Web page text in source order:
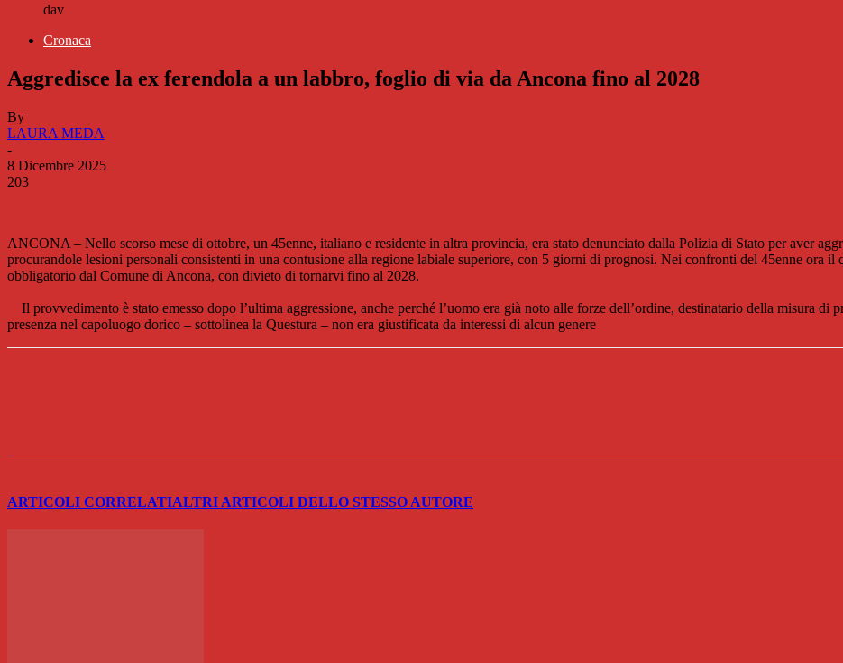
dav
Cronaca
Aggredisce la ex ferendola a un labbro, foglio di via da Ancona fino al 2028
By
LAURA MEDA
-
8 Dicembre 2025
203
ANCONA – Nello scorso mese di ottobre, un 45enne, italiano e residente in altra provincia, era stato denunciato dalla Polizia di Stato per aver
procurandole lesioni personali consistenti in una contusione alla regione labiale superiore, con 5 giorni di prognosi. Nei confronti del 45enne ora il
obbligatorio dal Comune di Ancona, con divieto di tornarvi fino al 2028.
Il provvedimento è stato emesso dopo l’ultima aggressione, anche perché l’uomo era già noto alle forze dell’ordine, destinatario della misura di
presenza nel capoluogo dorico – sottolinea la Questura – non era giustificata da interessi di alcun genere
ARTICOLI CORRELATIALTRI ARTICOLI DELLO STESSO AUTORE